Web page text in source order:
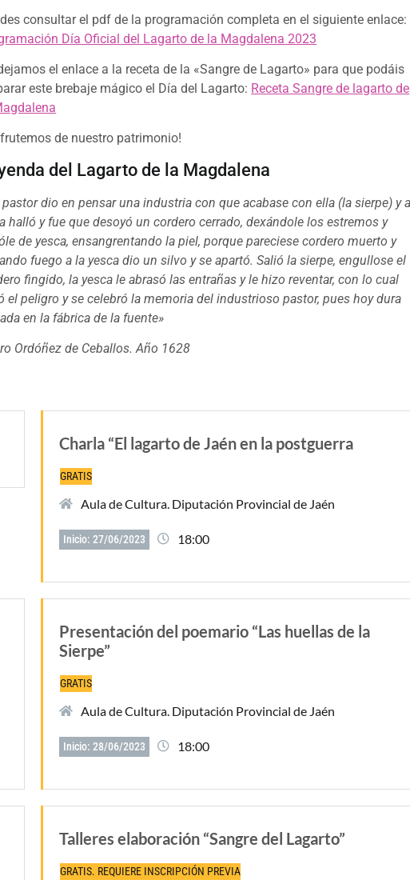
consultar el pdf de la programación completa en el siguiente enlace:
Día Oficial del Lagarto de la Magdalena 2023
el enlace a la receta de la «Sangre de Lagarto» para que podáis
este brebaje mágico el Día del Lagarto: Receta Sangre de lagarto de
de nuestro patrimonio!
del Lagarto de la Magdalena
pastor dio en pensar una industria con que acabase con ella (la sierpe) y
halló y fue que desoyó un cordero cerrado, dexándole los estremos y
de yesca, ensangrentando la piel, porque pareciese cordero muerto y
fuego a la yesca dio un silvo y se apartó. Salió la sierpe, engullose el
fingido, la yesca le abrasó las entrañas y le hizo reventar, con lo cual
el peligro y se celebró la memoria del industrioso pastor, pues hoy dura
en la fábrica de la fuente»
Ordóñez de Ceballos. Año 1628
Charla “El lagarto de Jaén en la postguerra
GRATIS
Aula de Cultura. Diputación Provincial de Jaén
Inicio: 27/06/2023 18:00
Presentación del poemario “Las huellas de la
Sierpe”
GRATIS
Aula de Cultura. Diputación Provincial de Jaén
Inicio: 28/06/2023 18:00
Talleres elaboración “Sangre del Lagarto”
GRATIS. REQUIERE INSCRIPCIÓN PREVIA